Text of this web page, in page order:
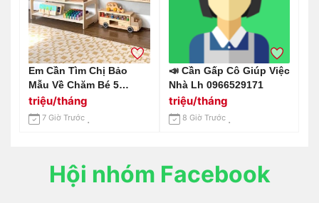
Em Cần Tìm Chị Bảo
Mẫu Về Chăm Bé 5
Tháng Ở Đường Nguyễn
Văn Chiêu , Gò Vấp
triệu/tháng
7 Giờ Trước
📣 Cần Gấp Cô Giúp Việc
Nhà Lh 0966529171
triệu/tháng
8 Giờ Trước
Hội nhóm Facebook